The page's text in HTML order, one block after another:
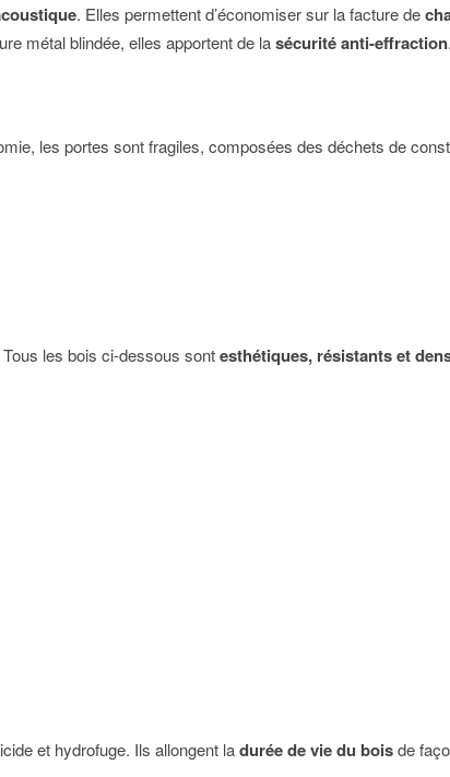
. Elles permettent d’économiser sur la facture de
métal blindée, elles apportent de lasécurité anti-effraction.
les portes sont fragiles, composées des déchets de
les bois ci-dessous sontesthétiques, résistants et
et hydrofuge. Ils allongent ladurée de vie du boisde